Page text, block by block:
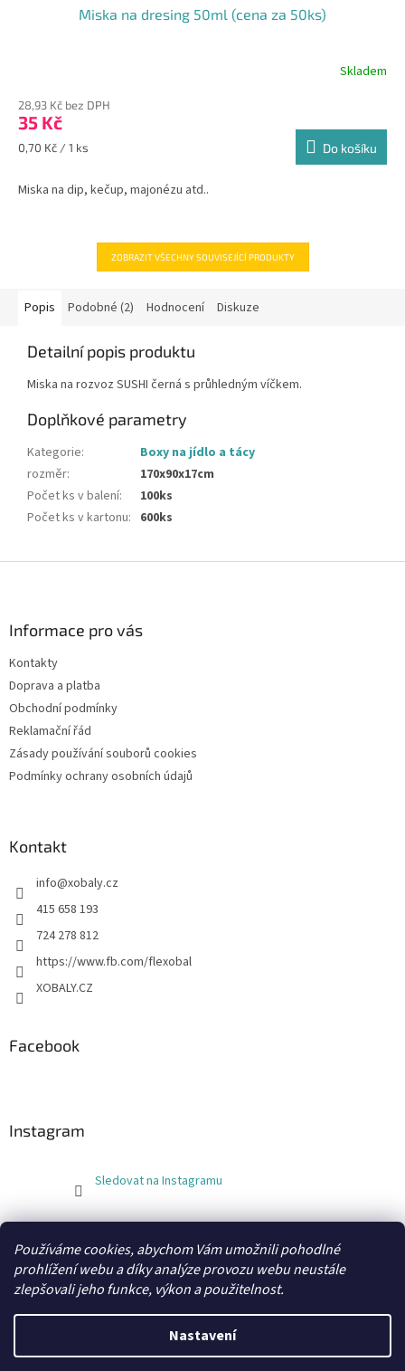
Používáme cookies, abychom Vám umožnili pohodlné
prohlížení webu a díky analýze provozu webu neustále
zlepšovali jeho funkce, výkon a použitelnost.
Nastavení
Miska na dresing 50ml (cena za 50ks)
Skladem
28,93 Kč bez DPH
35 Kč
Měrná
0,70 Kč / 1 ks Do košíku
Miska na dip, kečup, majonézu atd..
ZOBRAZIT VŠECHNY SOUVISEJÍCÍ PRODUKTY
Popis Podobné (2) Hodnocení Diskuze
Detailní popis produktu
Miska na rozvoz SUSHI černá s průhledným víčkem.
Doplňkové parametry
Kategorie:
Boxy na jídlo a tácy
rozměr:
170x90x17cm
Počet ks v balení:
100ks
Počet ks v kartonu: 600ks
Informace pro vás
Kontakty
Doprava a platba
Obchodní podmínky
Reklamační řád
Zásady používání souborů cookies
Podmínky ochrany osobních údajů
Kontakt
info@xobaly.cz
415 658 193
724 278 812
https://www.fb.com/flexobal
XOBALY.CZ
Facebook
Instagram
Sledovat na Instagramu